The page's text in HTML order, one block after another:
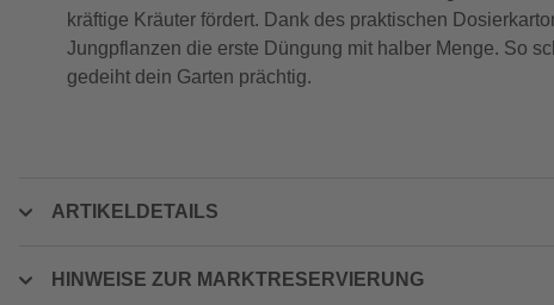
kräftige Kräuter fördert. Dank des praktischen
Jungpflanzen die erste Düngung mit halber Menge. So
gedeiht dein Garten prächtig.
ARTIKELDETAILS
HINWEISE ZUR MARKTRESERVIERUNG